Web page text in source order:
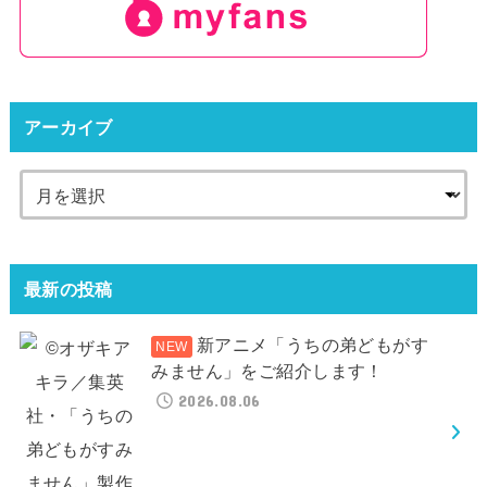
アーカイブ
最新の投稿
新アニメ「うちの弟どもがす
みません」をご紹介します！
2026.08.06